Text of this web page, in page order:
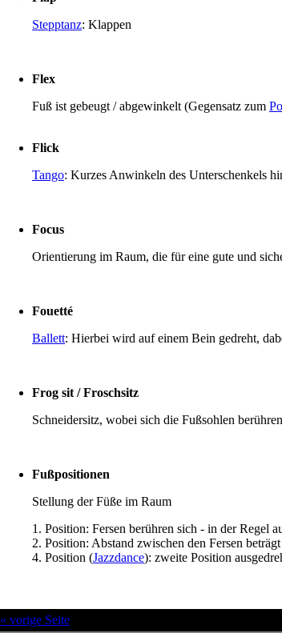
Stepptanz: Klappen
Flex
Fuß ist gebeugt / abgewinkelt (Gegensatz zum
Flick
Tango: Kurzes Anwinkeln des Unterschenkels
Focus
Orientierung im Raum, die für eine gute und
Fouetté
Ballett: Hierbei wird auf einem Bein gedreht,
Frog sit / Froschsitz
Schneidersitz, wobei sich die Fußsohlen berühren
Fußpositionen
Stellung der Füße im Raum
1. Position: Fersen berühren sich - in der Regel
2. Position: Abstand zwischen den Fersen
4. Position (Jazzdance): zweite Position
« vorige Seite